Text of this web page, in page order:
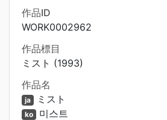
作品ID
WORK0002962
作品標目
ミスト (1993)
作品名
ja ミスト
ko 미스트